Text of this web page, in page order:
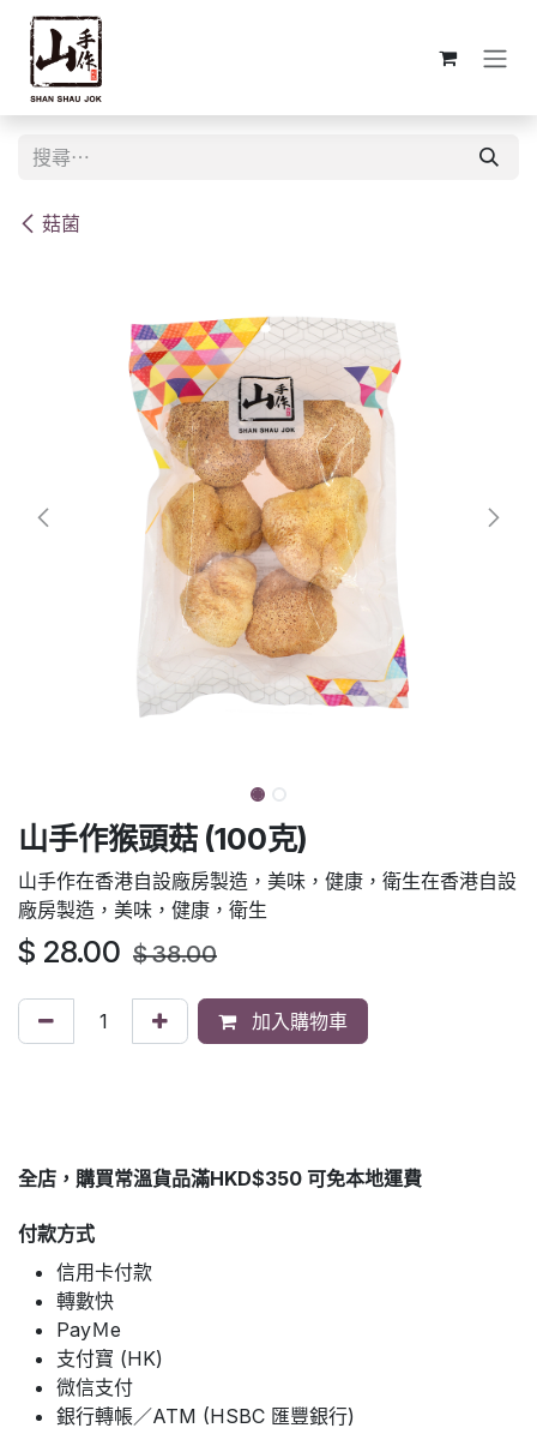
跳至內容
菇菌
山手作猴頭菇 (100克)
山手作在香港自設廠房製造，美味，健康，衛生在香港自設
廠房製造，美味，健康，衛生
$ 28.00 $38.00
加入購物車
全店，購買常溫貨品滿HKD$350 可免本地運費
付款方式
信用卡付款
轉數快
PayＭe
支付寶 (HK)
微信支付
銀行轉帳／ATM (HSBC 匯豐銀行)